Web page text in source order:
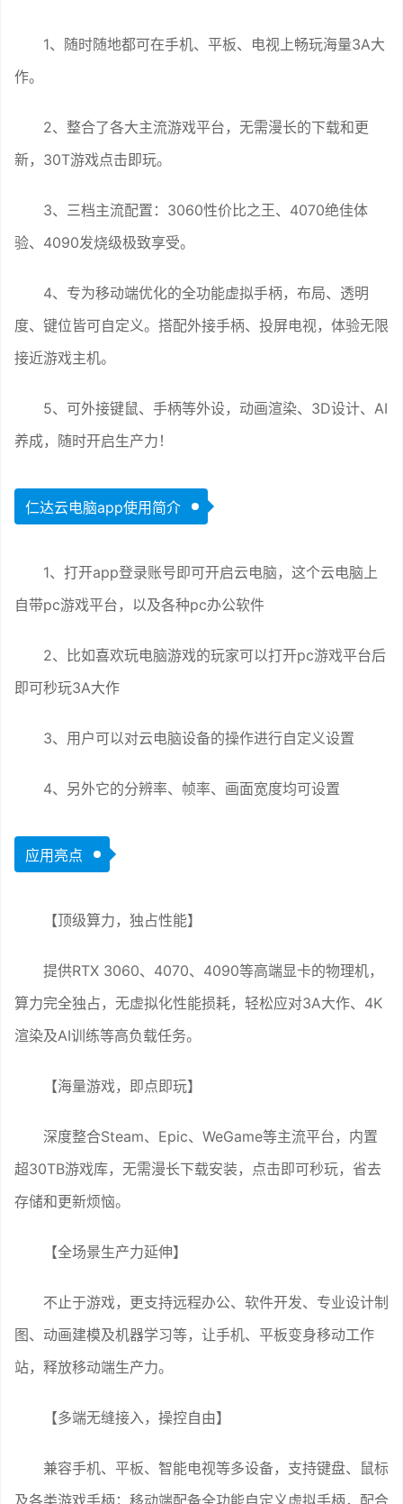
1、随时随地都可在手机、平板、电视上畅玩海量3A大
作。
2、整合了各大主流游戏平台，无需漫长的下载和更
新，30T游戏点击即玩。
3、三档主流配置：3060性价比之王、4070绝佳体
验、4090发烧级极致享受。
4、专为移动端优化的全功能虚拟手柄，布局、透明
度、键位皆可自定义。搭配外接手柄、投屏电视，体验无限
接近游戏主机。
5、可外接键鼠、手柄等外设，动画渲染、3D设计、AI
养成，随时开启生产力！
仁达云电脑app使用简介
1、打开app登录账号即可开启云电脑，这个云电脑上
自带pc游戏平台，以及各种pc办公软件
2、比如喜欢玩电脑游戏的玩家可以打开pc游戏平台后
即可秒玩3A大作
3、用户可以对云电脑设备的操作进行自定义设置
4、另外它的分辨率、帧率、画面宽度均可设置
应用亮点
【顶级算力，独占性能】
提供RTX 3060、4070、4090等高端显卡的物理机，
算力完全独占，无虚拟化性能损耗，轻松应对3A大作、4K
渲染及AI训练等高负载任务。
【海量游戏，即点即玩】
深度整合Steam、Epic、WeGame等主流平台，内置
超30TB游戏库，无需漫长下载安装，点击即可秒玩，省去
存储和更新烦恼。
【全场景生产力延伸】
不止于游戏，更支持远程办公、软件开发、专业设计制
图、动画建模及机器学习等，让手机、平板变身移动工作
站，释放移动端生产力。
【多端无缝接入，操控自由】
兼容手机、平板、智能电视等多设备，支持键盘、鼠标